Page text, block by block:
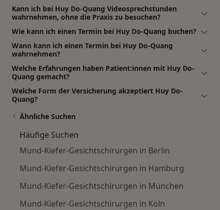
Kann ich bei Huy Do-Quang Videosprechstunden
wahrnehmen, ohne die Praxis zu besuchen?
Wie kann ich einen Termin bei Huy Do-Quang buchen?
Wann kann ich einen Termin bei Huy Do-Quang
wahrnehmen?
Welche Erfahrungen haben Patient:innen mit Huy Do-
Quang gemacht?
Welche Form der Versicherung akzeptiert Huy Do-
Quang?
Ähnliche Suchen
Häufige Suchen
Mund-Kiefer-Gesichtschirurgen in Berlin
Mund-Kiefer-Gesichtschirurgen in Hamburg
Mund-Kiefer-Gesichtschirurgen in München
Mund-Kiefer-Gesichtschirurgen in Köln